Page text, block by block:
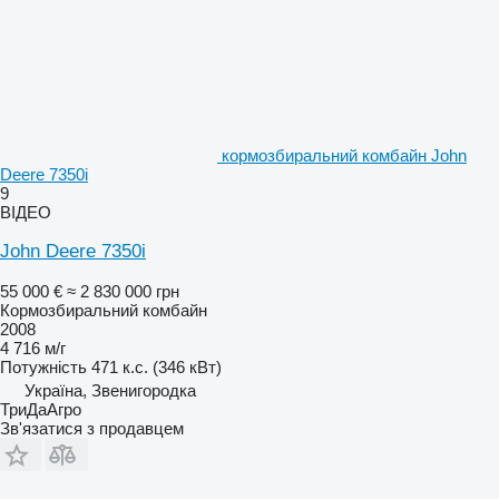
кормозбиральний комбайн John
Deere 7350i
9
ВІДЕО
John Deere 7350i
55 000 € ≈ 2 830 000 грн
Кормозбиральний комбайн
2008
4 716 м/г
Потужність 471 к.с. (346 кВт)
Україна, Звенигородка
ТриДаАгро
Зв'язатися з продавцем